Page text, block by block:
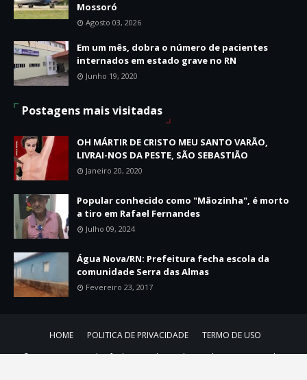
Mossoró
Agosto 03, 2026
Em um mês, dobra o número de pacientes
internados em estado grave no RN
Junho 19, 2020
Postagens mais visitadas
OH MÁRTIR DE CRISTO MEU SANTO VARÃO,
LIVRAI-NOS DA PESTE, SÃO SEBASTIÃO
Janeiro 20, 2020
Popular conhecido como "Mãozinha", é morto
a tiro em Rafael Fernandes
Julho 09, 2024
Água Nova/RN: Prefeitura fecha escola da
comunidade Serra das Almas
Fevereiro 23, 2017
HOME POLITICA DE PRIVACIDADE
TERMO DE USO
© 2010-2026 Portal Rafael Fernandes Todos os direitos reservados